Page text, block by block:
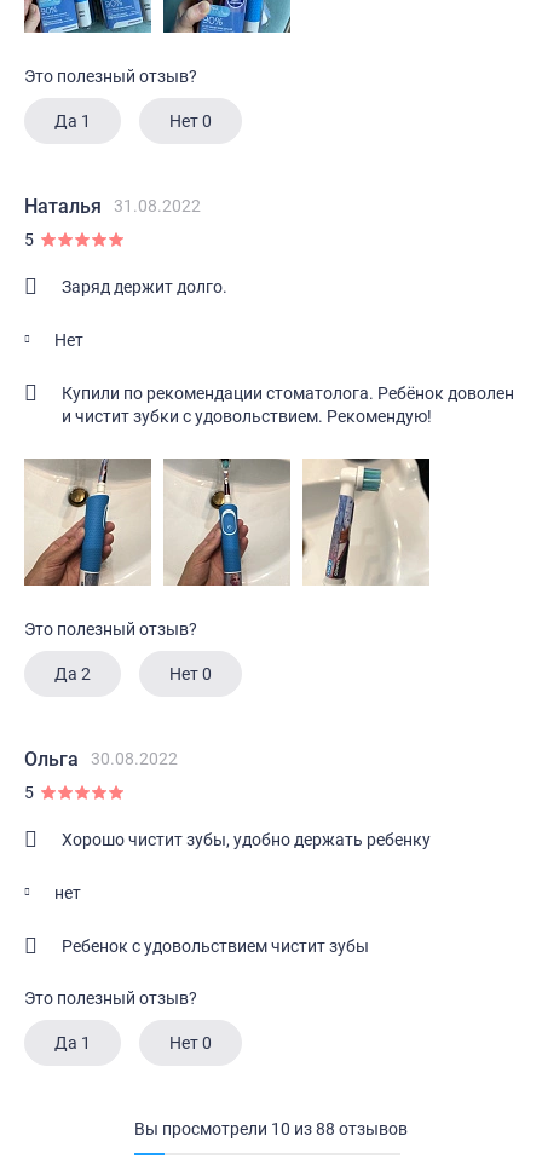
Это полезный отзыв?
Да 1 Нет0
Наталья
31.08.2022
5
Заряд держит долго.
Нет
Купили по рекомендации стоматолога. Ребёнок доволен
и чистит зубки с удовольствием. Рекомендую!
Это полезный отзыв?
Да 2 Нет0
Ольга
30.08.2022
5
Хорошо чистит зубы, удобно держать ребенку
нет
Ребенок с удовольствием чистит зубы
Это полезный отзыв?
Да 1 Нет0
Вы просмотрели 10 из88 отзывов